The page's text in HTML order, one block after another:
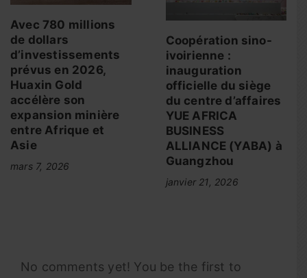
Avec 780 millions
de dollars
d’investissements
prévus en 2026,
Huaxin Gold
accélère son
expansion minière
entre Afrique et
Asie
mars 7, 2026
Coopération sino-
ivoirienne :
inauguration
officielle du siège
du centre d’affaires
YUE AFRICA
BUSINESS
ALLIANCE (YABA) à
Guangzhou
janvier 21, 2026
No comments yet! You be the first to